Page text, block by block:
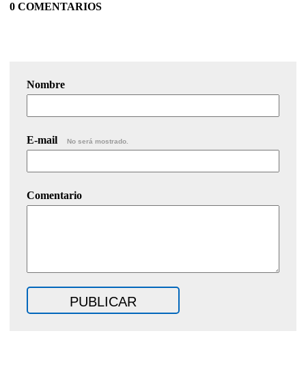
0 COMENTARIOS
Nombre
E-mail No será mostrado.
Comentario